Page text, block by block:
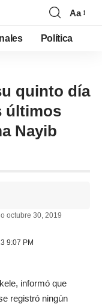
Aa
Política
quinto día
últimos
Nayib
9:07 PM
octubre 30, 2019
informó que
registró ningún